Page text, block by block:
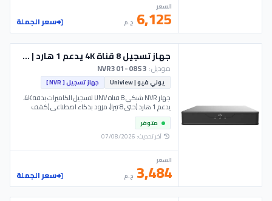
السعر
6,125 ج.م سعر الجملة
جهاز تسجيل 8 قناة 4K يدعم 1 هارد | NVR301-08S3 - UNV
موديل:
يوني فيو | Uniview جهاز تسجيل [ NVR ]
جهاز NVR شبكي 8 قناة UNV لتسجيل الكاميرات بدقة 4K.
يدعم 1 هارد (حتى 8 تيرا)، مزود بذكاء اصطناعي (كشف
اختراق وحركة). موديل NVR301-08S3 - UNV.
متوفر
آخر تحديث: 07/08/2026
السعر
3,484 ج.م سعر الجملة